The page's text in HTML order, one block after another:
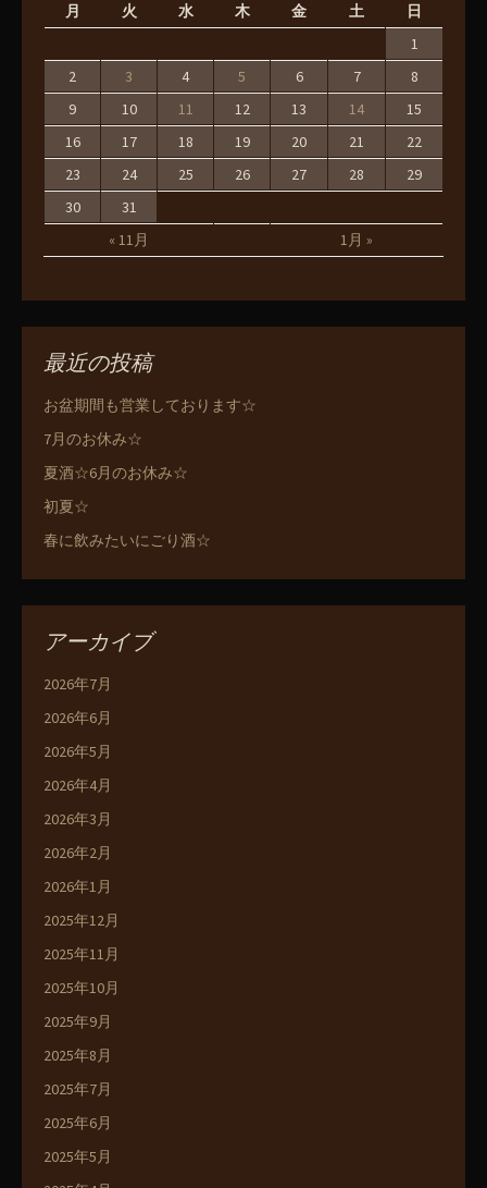
月
火 水 木 金 土 日
« 11月 1月 »
1
2
3 4 5 6 7
8
9
10 11 12 13 14
15
16
17 18 19 20 21
22
23
24 25 26 27 28
29
30
31
最近の投稿
お盆期間も営業しております☆
7月のお休み☆
夏酒☆6月のお休み☆
初夏☆
春に飲みたいにごり酒☆
アーカイブ
2026年7月
2026年6月
2026年5月
2026年4月
2026年3月
2026年2月
2026年1月
2025年12月
2025年11月
2025年10月
2025年9月
2025年8月
2025年7月
2025年6月
2025年5月